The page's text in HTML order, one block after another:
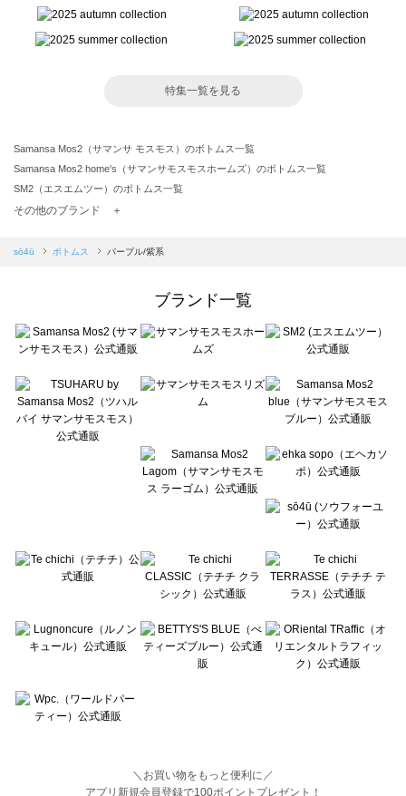
特集一覧を見る
Samansa Mos2（サマンサ モスモス）のボトムス一覧
Samansa Mos2 home's（サマンサモスモスホームズ）のボトムス一覧
SM2（エスエムツー）のボトムス一覧
TSUHARU by Samansa Mos2（ツハルバイサマンサモスモス）のボトムス一覧
Samansa Mos2 blue（サマンサモスモス ブルー）のボトムス一覧
sō4ū（ソウフォーユー）のボトムス一覧
Te chichi（テチチ）のボトムス一覧
Te chichi CLASSIC（テチチ クラシック）のボトムス一覧
Lugnoncure（ルノンキュール）のボトムス一覧
BETTY'S BLUE（べティーズブルー）のボトムス一覧
Wpc.（ワールドパーティー）のボトムス一覧
その他のブランド ＋
sō4ū ボトムス パープル/紫系
ブランド一覧
＼お買い物をもっと便利に／
アプリ新規会員登録で100ポイントプレゼント！